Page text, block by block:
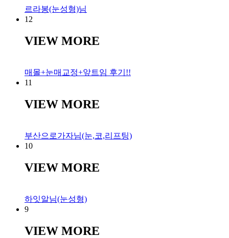
르라봉(눈성형)님
12
VIEW MORE
매몰+눈매교정+앞트임 후기!!
11
VIEW MORE
부산으로가자님(눈,코,리프팅)
10
VIEW MORE
하잇알님(눈성형)
9
VIEW MORE